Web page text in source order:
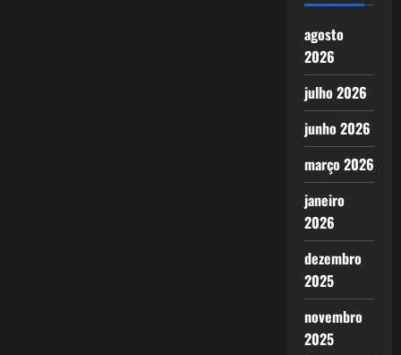
agosto
2026
julho 2026
junho 2026
março 2026
janeiro
2026
dezembro
2025
novembro
2025